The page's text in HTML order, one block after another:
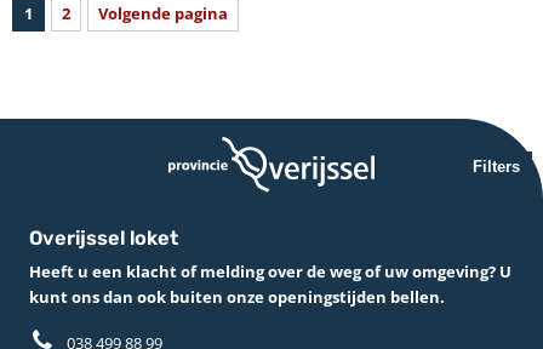
1 2 Volgende pagina
Filters
Overijssel loket
Heeft u een klacht of melding over de weg of uw omgeving? U
kunt ons dan ook buiten onze openingstijden bellen.
038 499 88 99